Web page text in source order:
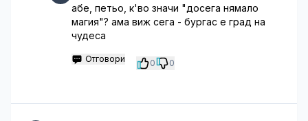
абе, петьо, к'во значи "досега нямало
магия"? ама виж сега - бургас е град на
чудеса
Отговори 0 0